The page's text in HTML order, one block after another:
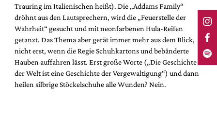
Trauring im Italienischen heißt). Die „Addams Family“
dröhnt aus den Lautsprechern, wird die „Feuerstelle der
Wahrheit“ gesucht und mit neonfarbenen Hula-Reifen
getanzt. Das Thema aber gerät immer mehr aus dem Blick,
nicht erst, wenn die Regie Schuhkartons und bebänderte
Hauben auffahren lässt. Erst große Worte („Die Geschichte
der Welt ist eine Geschichte der Vergewaltigung“) und dann
heilen silbrige Stöckelschuhe alle Wunden? Nein.